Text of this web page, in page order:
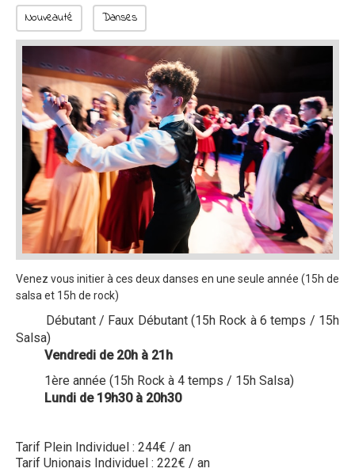
Nouveauté Danses
Venez vous initier à ces deux danses en une seule année (15h de
salsa et 15h de rock)
Débutant / Faux Débutant (15h Rock à 6 temps / 15h
Salsa)
Vendredi de 20h à 21h
1ère année (15h Rock à 4 temps / 15h Salsa)
Lundi de 19h30 à 20h30
Tarif Plein Individuel : 244€ / an
Tarif Unionais Individuel : 222€ / an